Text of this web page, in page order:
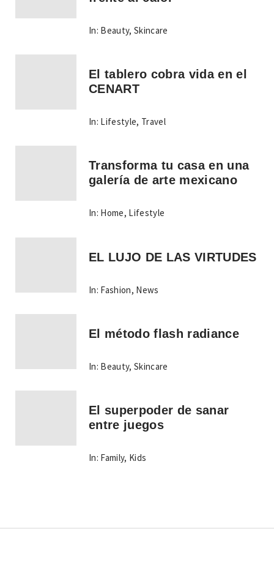
In: Beauty,Skincare
El tablero cobra vida en el
CENART
In: Lifestyle, Travel
Transforma tu casa en una
galería de arte mexicano
In: Home, Lifestyle
EL LUJO DE LAS VIRTUDES
In: Fashion, News
El método flash radiance
In: Beauty,Skincare
El superpoder de sanar
entre juegos
In: Family, Kids